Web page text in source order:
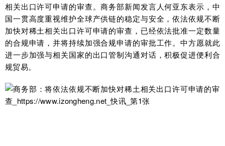
相关出口许可申请的审查。商务部新闻发言人何亚东表示，中
国一贯高度重视维护全球产供链的稳定与安全，依法依规不断
加快对稀土相关出口许可申请的审查，已经依法批准一定数量
的合规申请，并将持续加强合规申请的审批工作。中方愿就此
进一步加强与相关国家的出口管制沟通对话，积极促进便利合
规贸易。